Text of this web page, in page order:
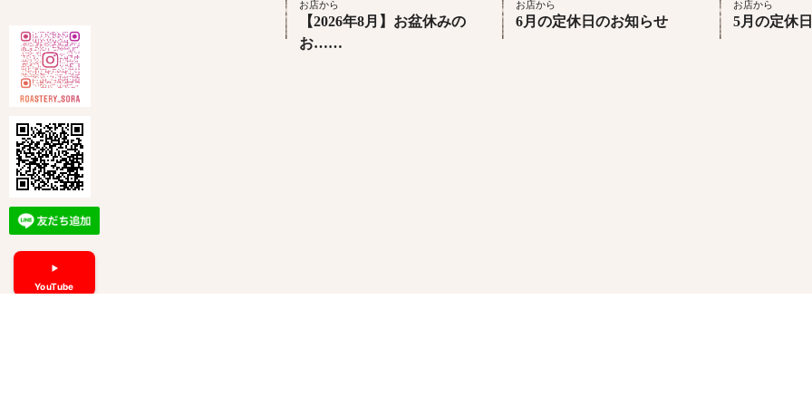
お店から
【2026年8月】お盆休みの
お……
お店から
6月の定休日のお知らせ
お店から
5月の定休
YouTube